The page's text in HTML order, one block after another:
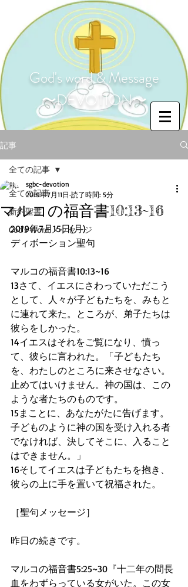
God's word & Message
〜DEVOTION〜
記事
全ての記事
新約聖書
God's Word メッセージ
全ての記事
マルコの福音書10:13~16
sgbc-devotion
2019年7月11日 読了時間: 5分
2019年7月15日(月)
ディボーション聖句
マルコの福音書10:13~16
13さて、イエスにさわっていただこう
として、人々が子どもたちを、みもと
に連れて来た。ところが、弟子たちは
彼らをしかった。
14イエスはそれをご覧になり、憤っ
て、彼らに言われた。「子どもたち
を、わたしのところに来させなさい。
止めてはいけません。神の国は、この
ような者たちのものです。
15まことに、あなたがたに告げます。
子どものように神の国を受け入れる者
でなければ、決してそこに、入ること
はできません。」
16そしてイエスは子どもたちを抱き、
彼らの上に手を置いて祝福された。
［聖句メッセージ］
昨日の続きです。
マルコの福音書5:25~30『十二年の間長
血をわずらっている女がいた。この女